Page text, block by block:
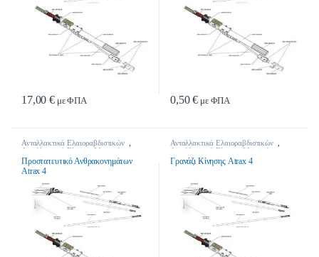
17,00€ με ΦΠΑ 0,50€ με ΦΠΑ
Ανταλλακτικά Ελαιοραβδιστικών ,
Ανταλλακτικά Ελαιοραβδιστικών
Προστατευτικό Ανθρακονημάτων
Atrax 4
Ανταλλακτικά Ελαιοραβδιστικών ,
Ανταλλακτικά Ελαιοραβδιστικών
Γρανάζι Κίνησης Atrax 4